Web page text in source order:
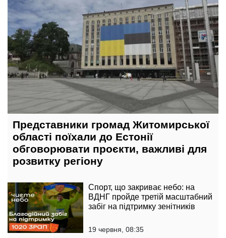
Представники громад Житомирської
області поїхали до Естонії
обговорювати проєкти, важливі для
розвитку регіону
Спорт, що закриває небо: на
ВДНГ пройде третій масштабний
забіг на підтримку зенітників
19 червня, 08:35